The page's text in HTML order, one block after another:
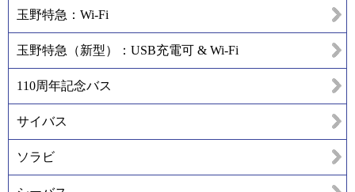
玉野特急：Wi-Fi
玉野特急（新型）：USB充電可 & Wi-Fi
110周年記念バス
サイバス
ソラビ